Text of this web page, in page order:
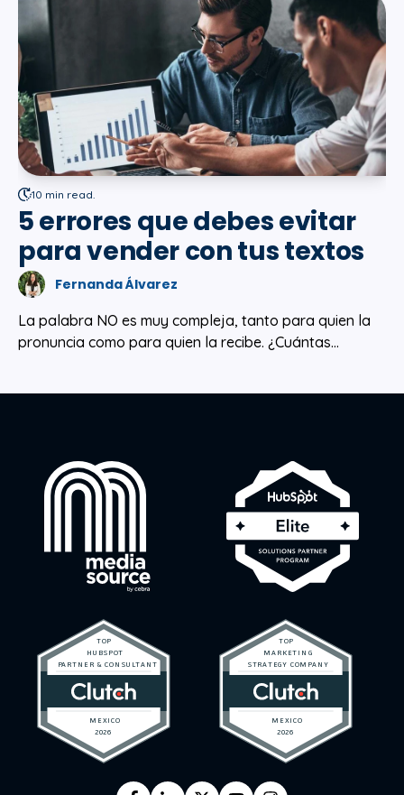
10 min read.
5 errores que debes evitar
para vender con tus textos
Fernanda Álvarez
La palabra NO es muy compleja, tanto para quien la
pronuncia como para quien la recibe. ¿Cuántas...